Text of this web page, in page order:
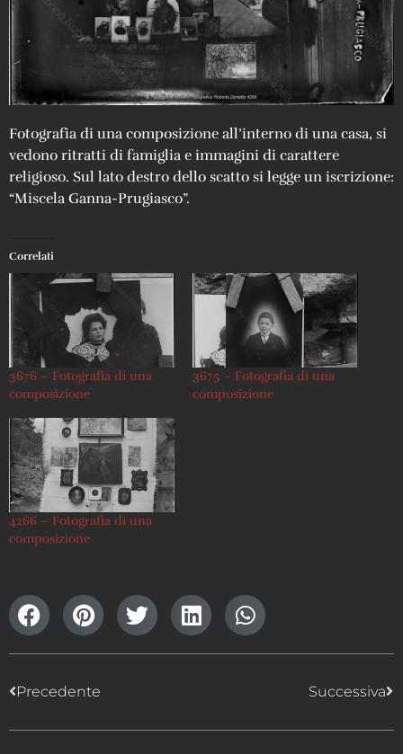
Fotografia di una composizione all’interno di una casa, si
vedono ritratti di famiglia e immagini di carattere
religioso. Sul lato destro dello scatto si legge un iscrizione:
“Miscela Ganna-Prugiasco”.
Correlati
3676 – Fotografia di una
composizione
3675 – Fotografia di una
composizione
4266 – Fotografia di una
composizione
Precedente Successiva